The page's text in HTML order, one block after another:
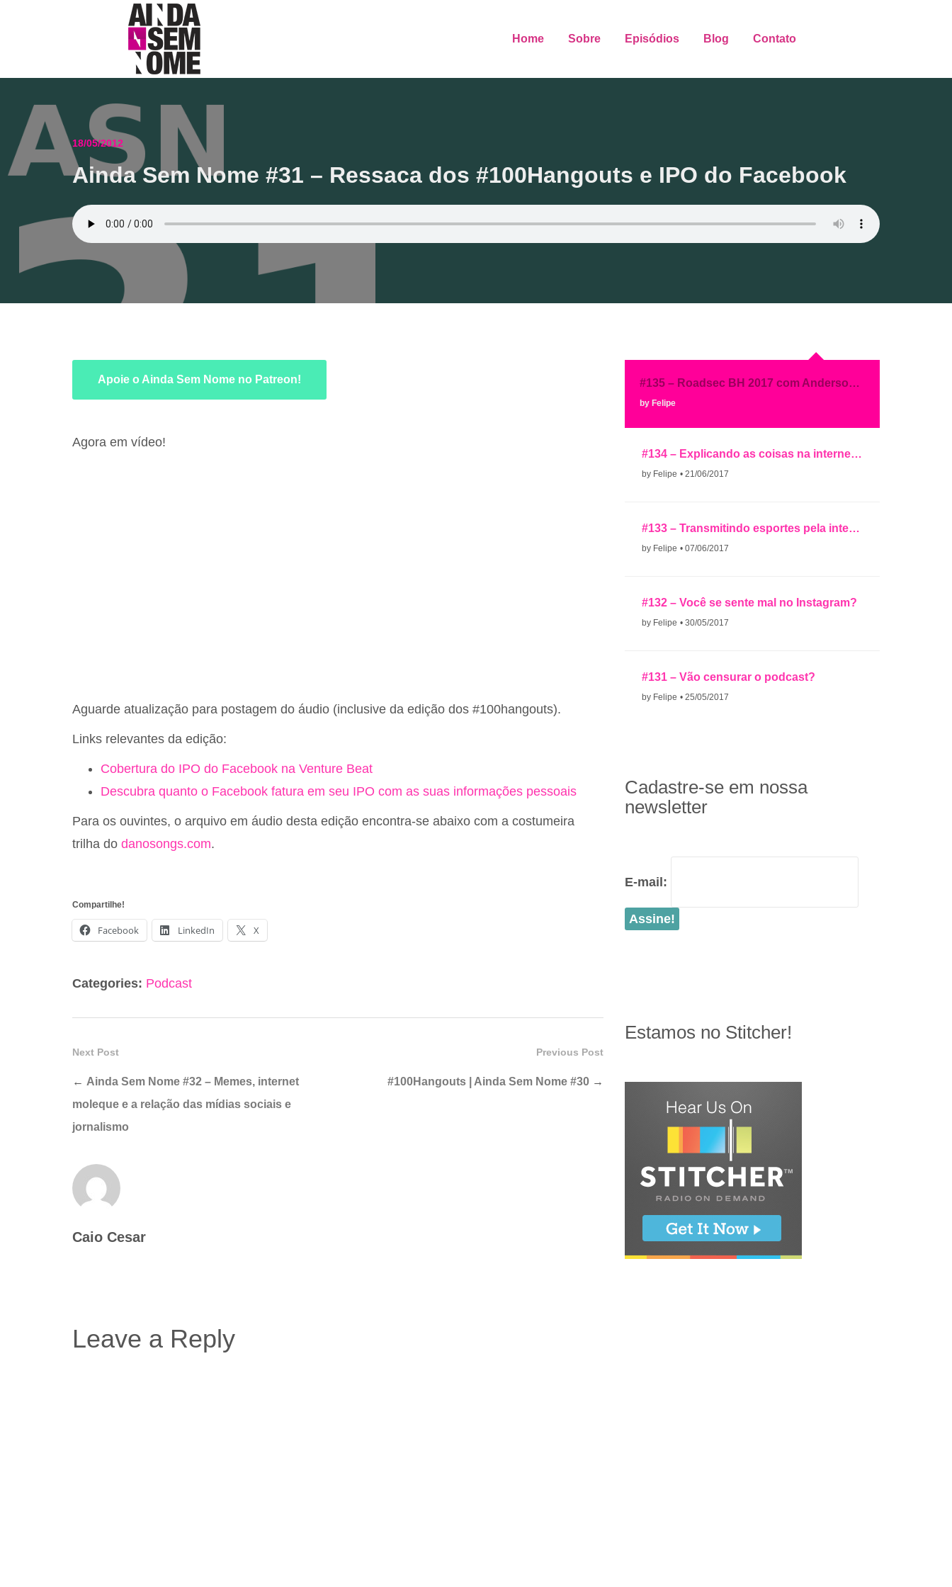
Home Sobre Episódios Blog Contato
18/05/2012
Ainda Sem Nome #31 – Ressaca dos #100Hangouts e IPO do Facebook
Apoie o Ainda Sem Nome no Patreon!
Agora em vídeo!
Aguarde atualização para postagem do áudio (inclusive da edição dos #100hangouts).
Links relevantes da edição:
Cobertura do IPO do Facebook na Venture Beat
Descubra quanto o Facebook fatura em seu IPO com as suas informações pessoais
Para os ouvintes, o arquivo em áudio desta edição encontra-se abaixo com a costumeira
trilha do danosongs.com.
Compartilhe!
Facebook LinkedIn X
Categories: Podcast
Previous Post
#100Hangouts | Ainda Sem Nome #30 →
Next Post
← Ainda Sem Nome #32 – Memes, internet
moleque e a relação das mídias sociais e
jornalismo
Caio Cesar
Leave a Reply
#135 – Roadsec BH 2017 com Anderson Ramos
by Felipe
#134 – Explicando as coisas na internet com Diogo Rodriguez
by Felipe • 21/06/2017
#133 – Transmitindo esportes pela internet
by Felipe • 07/06/2017
#132 – Você se sente mal no Instagram?
by Felipe • 30/05/2017
#131 – Vão censurar o podcast?
by Felipe • 25/05/2017
Cadastre-se em nossa
newsletter
E-mail:
Estamos no Stitcher!